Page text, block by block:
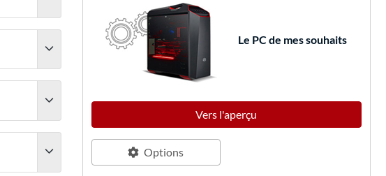
Le PC de mes souhaits
Vers l'aperçu
Options